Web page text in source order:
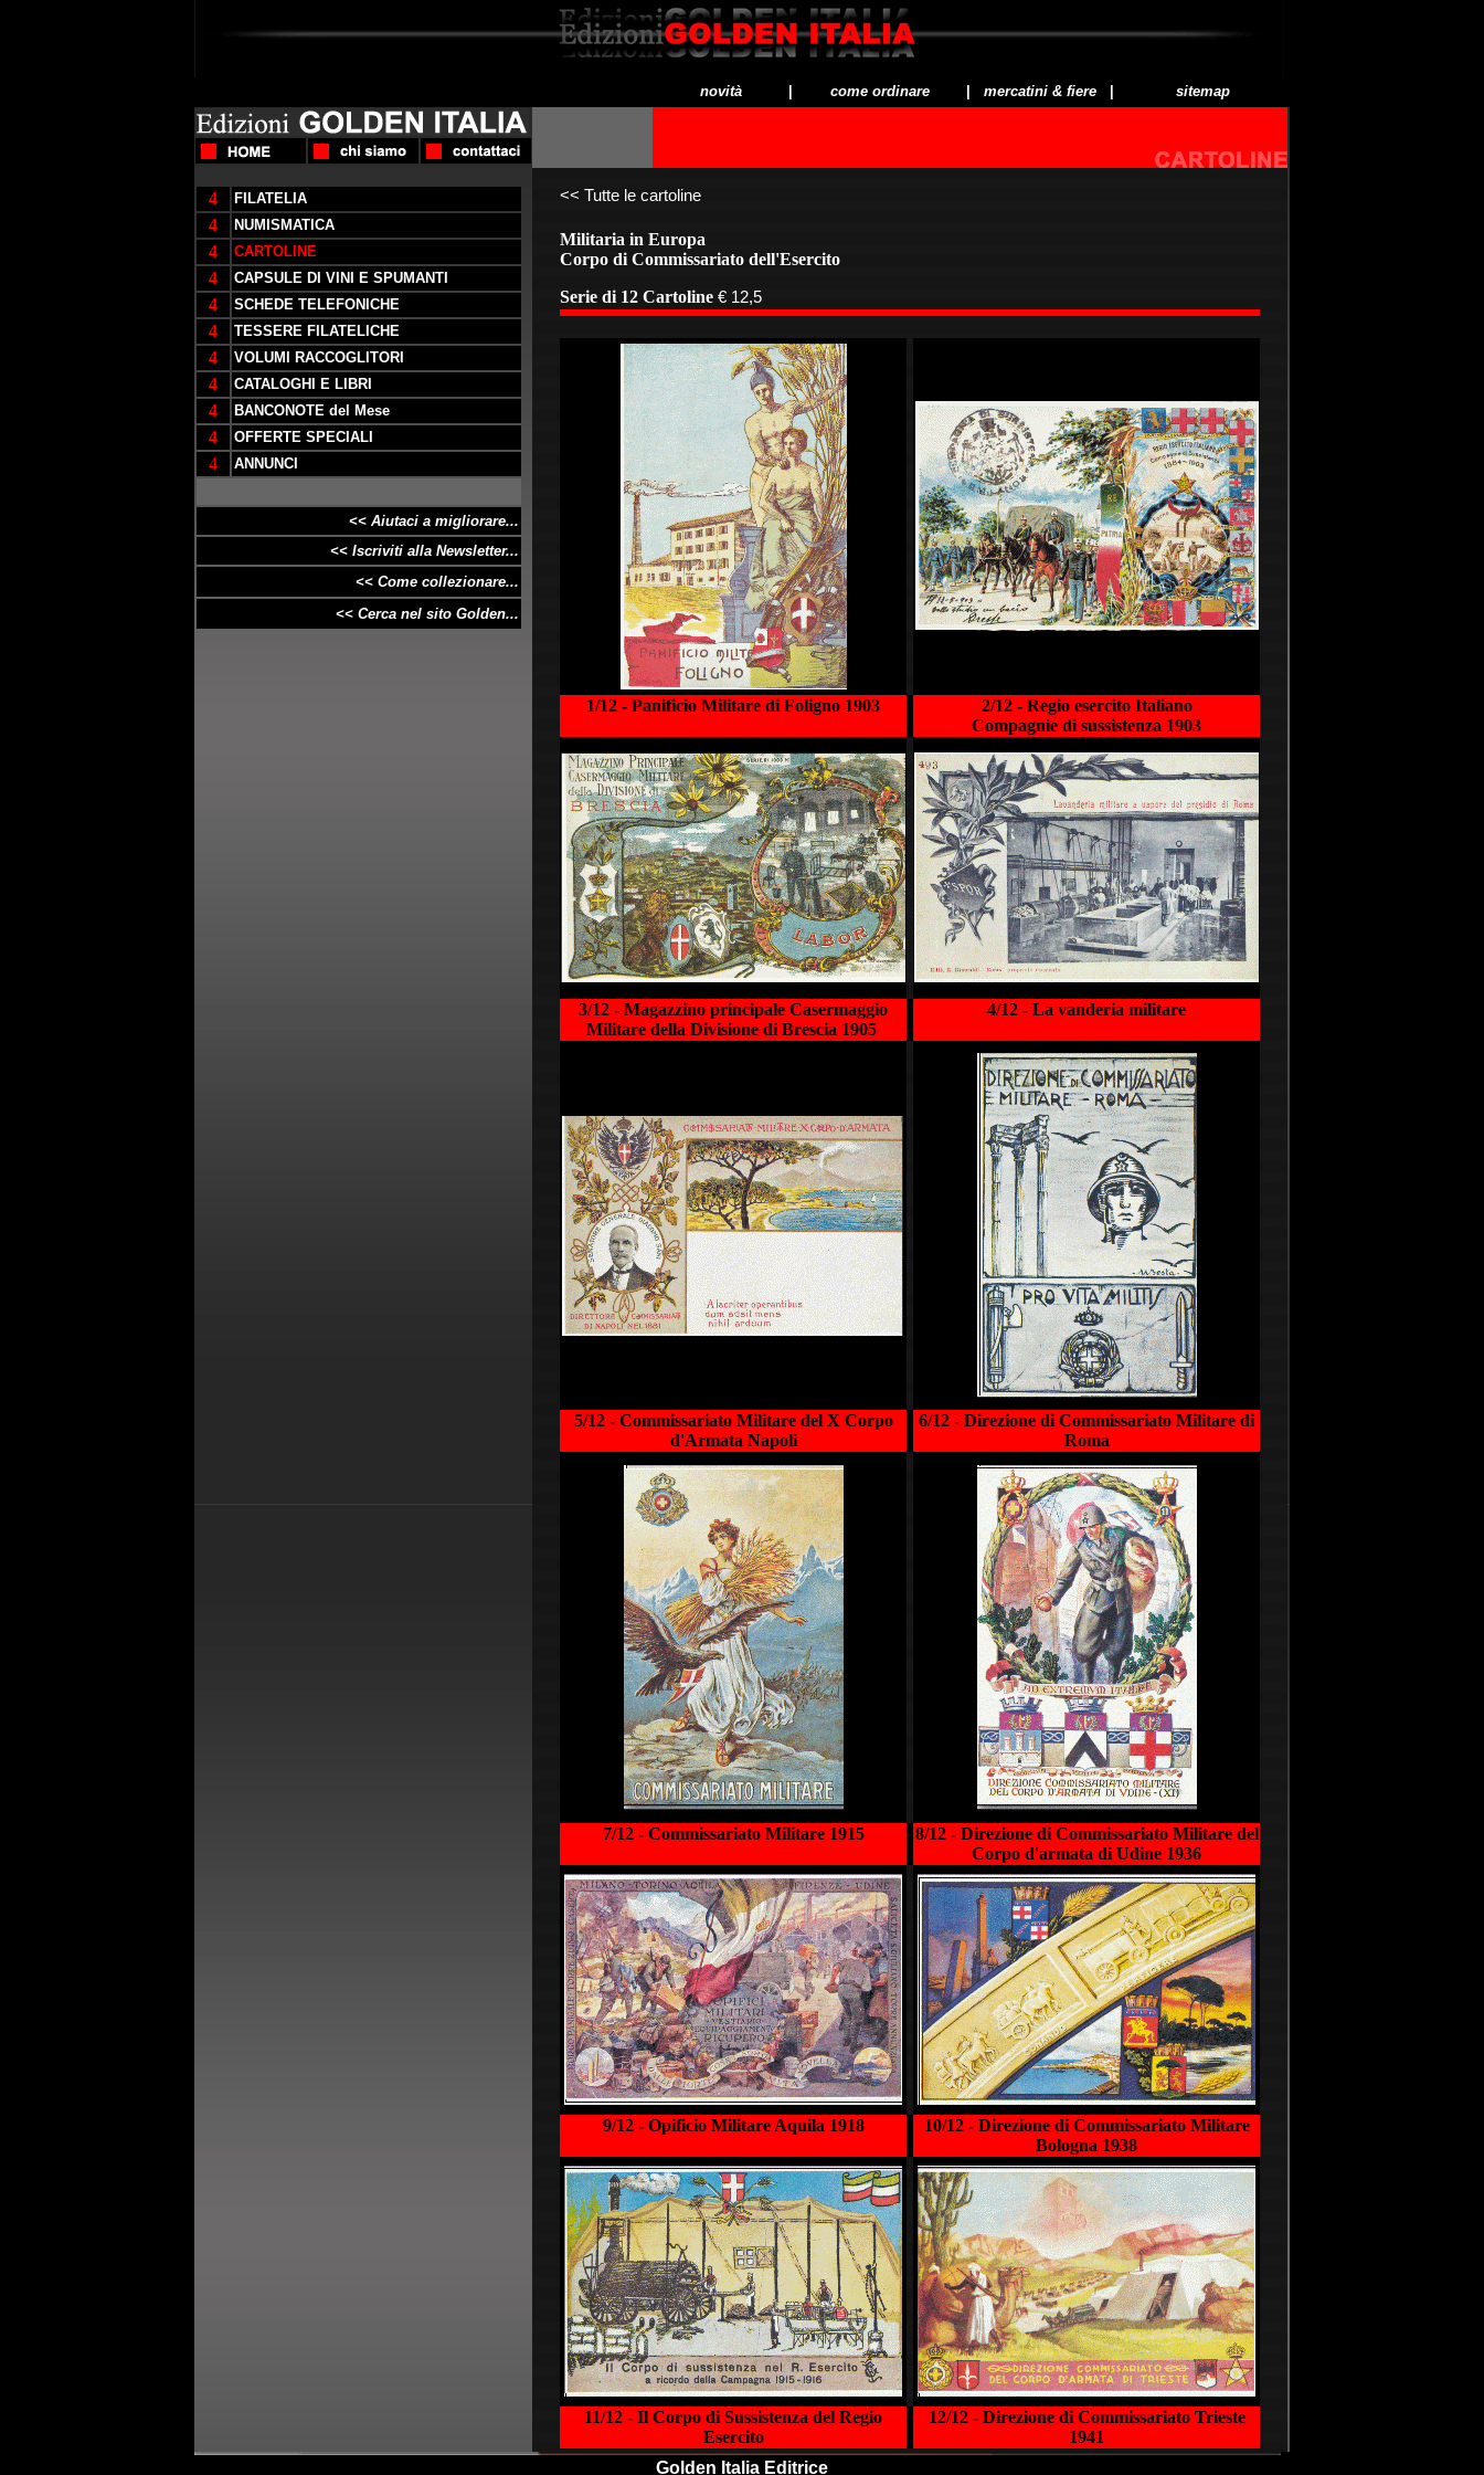
novità come ordinare mercatini & fiere sitemap
4 FILATELIA
4 NUMISMATICA
4 CARTOLINE
4 CAPSULE DI VINI E SPUMANTI
4 SCHEDE TELEFONICHE
4 TESSERE FILATELICHE
4 VOLUMI RACCOGLITORI
4 CATALOGHI E LIBRI
4 BANCONOTE del Mese
4 OFFERTE SPECIALI
4 ANNUNCI
<< Aiutaci a migliorare...
<< Iscriviti alla Newsletter...
<< Come collezionare...
<< Cerca nel sito Golden...
<< Tutte le cartoline
Militaria in Europa
Corpo di Commissariato dell'Esercito
Serie di 12 Cartoline € 12,5
1/12 - Panificio Militare di Foligno 1903
2/12 - Regio esercito Italiano
Compagnie di sussistenza 1903
3/12 - Magazzino principale Casermaggio
Militare della Divisione di Brescia 1905
4/12 - La vanderia militare
5/12 - Commissariato Militare del X Corpo
d'Armata Napoli
6/12 - Direzione di Commissariato Militare di
Roma
7/12 - Commissariato Militare 1915
8/12 - Direzione di Commissariato Militare del
Corpo d'armata di Udine 1936
9/12 - Opificio Militare Aquila 1918
10/12 - Direzione di Commissariato Militare
Bologna 1938
11/12 - Il Corpo di Sussistenza del Regio
Esercito
12/12 - Direzione di Commissariato Trieste
1941
Golden Italia Editrice